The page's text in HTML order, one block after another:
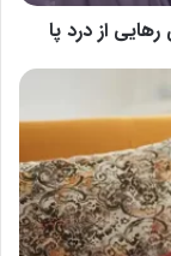
از درد پا